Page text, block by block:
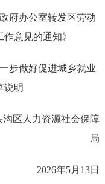
府办公室转发区劳动
意见的通知》
步做好促进城乡就业
说明
沟区人力资源社会保障
局
2026年5月 13日